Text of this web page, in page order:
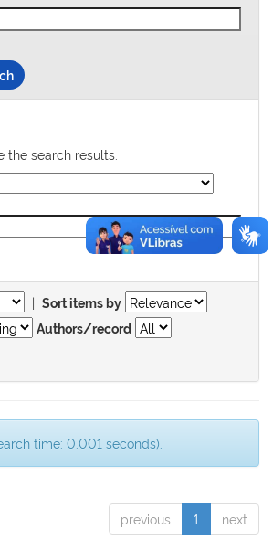
the search results.
| Sort items by
Authors/record
time: 0.001 seconds).
previous 1 next